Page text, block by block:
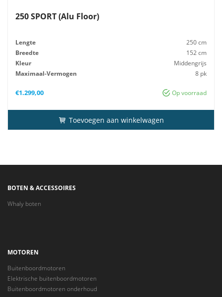
250 SPORT (Alu Floor)
Lengte
250 cm
Breedte
152 cm
Kleur
Middengrijs
Maximaal-Vermogen
8 pk
Op voorraad
€1.299,00
Toevoegen aan winkelwagen
BOTEN & ACCESSOIRES
Whaly boten
MOTOREN
Buitenboordmotoren
Elektrische buitenboordmotoren
Buitenboordmotoren onderhoud